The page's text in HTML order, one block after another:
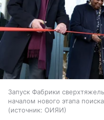
Запуск Фабрики
началом нового этапа
источник: ОИЯИ